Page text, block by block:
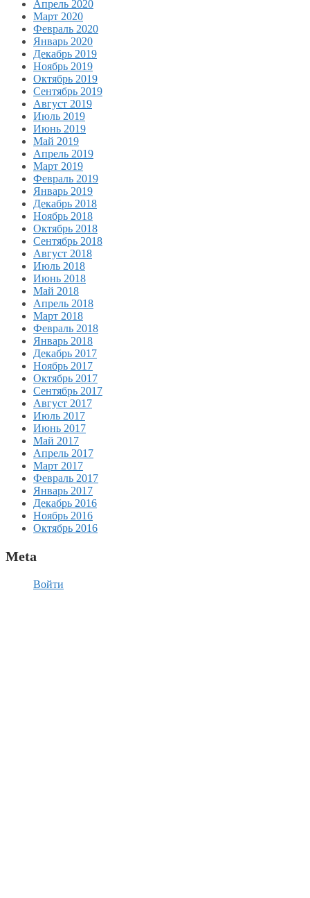
Апрель 2020
Март 2020
Февраль 2020
Январь 2020
Декабрь 2019
Ноябрь 2019
Октябрь 2019
Сентябрь 2019
Август 2019
Июль 2019
Июнь 2019
Май 2019
Апрель 2019
Март 2019
Февраль 2019
Январь 2019
Декабрь 2018
Ноябрь 2018
Октябрь 2018
Сентябрь 2018
Август 2018
Июль 2018
Июнь 2018
Май 2018
Апрель 2018
Март 2018
Февраль 2018
Январь 2018
Декабрь 2017
Ноябрь 2017
Октябрь 2017
Сентябрь 2017
Август 2017
Июль 2017
Июнь 2017
Май 2017
Апрель 2017
Март 2017
Февраль 2017
Январь 2017
Декабрь 2016
Ноябрь 2016
Октябрь 2016
Meta
Войти